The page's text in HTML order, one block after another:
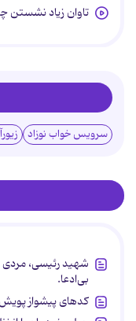
تاوان زیاد
سرویس خواب نوزاد
شهید رئیسی، مردی
بی‌ادعا.
کدهای پیشواز